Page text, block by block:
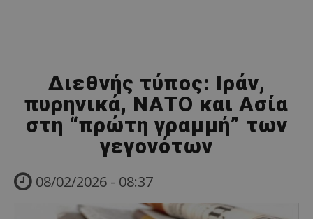
Διεθνής τύπος: Ιράν,
πυρηνικά, ΝΑΤΟ και Ασία
στη “πρώτη γραμμή” των
γεγονότων
08/02/2026 - 08:37